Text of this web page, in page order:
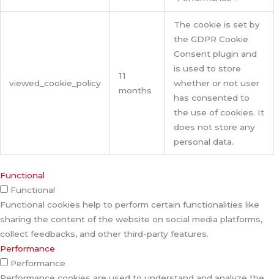
viewed_cookie_policy
11
months
The cookie is set by
the GDPR Cookie
Consent plugin and
is used to store
whether or not user
has consented to
the use of cookies. It
does not store any
personal data.
Functional
Functional
Functional cookies help to perform certain functionalities like
sharing the content of the website on social media platforms,
collect feedbacks, and other third-party features.
Performance
Performance